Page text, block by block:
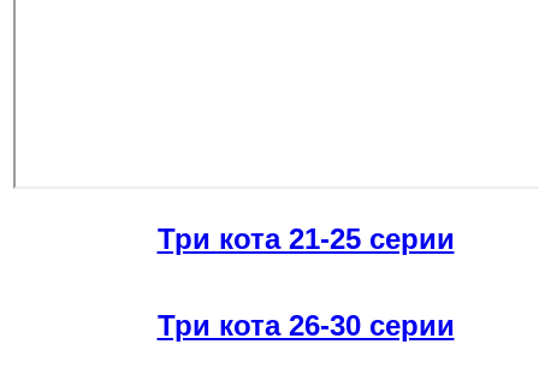
Три кота 21-25 серии
Три кота 26-30 серии